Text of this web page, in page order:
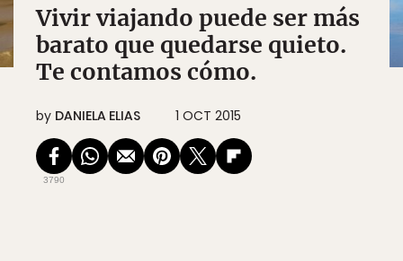
Vivir viajando puede ser más
barato que quedarse quieto.
Te contamos cómo.
by DANIELA ELIAS 1 OCT 2015
3790